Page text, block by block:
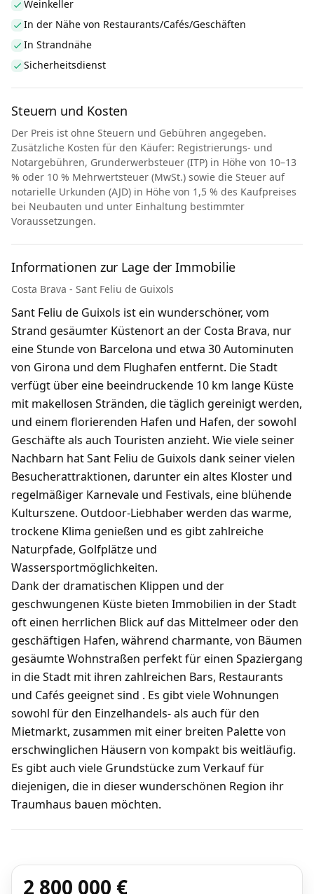
Weinkeller
In der Nähe von Restaurants/Cafés/Geschäften
In Strandnähe
Sicherheitsdienst
Steuern und Kosten
Der Preis ist ohne Steuern und Gebühren angegeben.
Zusätzliche Kosten für den Käufer: Registrierungs- und
Notargebühren, Grunderwerbsteuer (ITP) in Höhe von 10–13
% oder 10 % Mehrwertsteuer (MwSt.) sowie die Steuer auf
notarielle Urkunden (AJD) in Höhe von 1,5 % des Kaufpreises
bei Neubauten und unter Einhaltung bestimmter
Voraussetzungen.
Informationen zur Lage der Immobilie
Costa Brava - Sant Feliu de Guixols
Sant Feliu de Guixols ist ein wunderschöner, vom
Strand gesäumter Küstenort an der Costa Brava, nur
eine Stunde von Barcelona und etwa 30 Autominuten
von Girona und dem Flughafen entfernt. Die Stadt
verfügt über eine beeindruckende 10 km lange Küste
mit makellosen Stränden, die täglich gereinigt werden,
und einem florierenden Hafen und Hafen, der sowohl
Geschäfte als auch Touristen anzieht. Wie viele seiner
Nachbarn hat Sant Feliu de Guixols dank seiner vielen
Besucherattraktionen, darunter ein altes Kloster und
regelmäßiger Karnevale und Festivals, eine blühende
Kulturszene. Outdoor-Liebhaber werden das warme,
trockene Klima genießen und es gibt zahlreiche
Naturpfade, Golfplätze und
Wassersportmöglichkeiten.
Dank der dramatischen Klippen und der
geschwungenen Küste bieten Immobilien in der Stadt
oft einen herrlichen Blick auf das Mittelmeer oder den
geschäftigen Hafen, während charmante, von Bäumen
gesäumte Wohnstraßen perfekt für einen Spaziergang
in die Stadt mit ihren zahlreichen Bars, Restaurants
und Cafés geeignet sind . Es gibt viele Wohnungen
sowohl für den Einzelhandels- als auch für den
Mietmarkt, zusammen mit einer breiten Palette von
erschwinglichen Häusern von kompakt bis weitläufig.
Es gibt auch viele Grundstücke zum Verkauf für
diejenigen, die in dieser wunderschönen Region ihr
Traumhaus bauen möchten.
2 800 000 €